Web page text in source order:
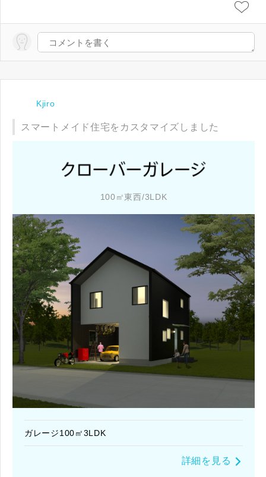
Kjiro
スマートメイド住宅をカスタマイズしました
100㎡東西/3LDK
ガレージ100㎡3LDK
詳細を見る